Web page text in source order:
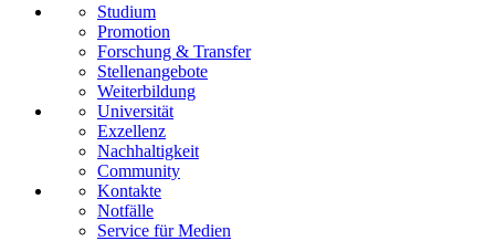
Studium
Promotion
Forschung & Transfer
Stellenangebote
Weiterbildung
Universität
Exzellenz
Nachhaltigkeit
Community
Kontakte
Notfälle
Service für Medien